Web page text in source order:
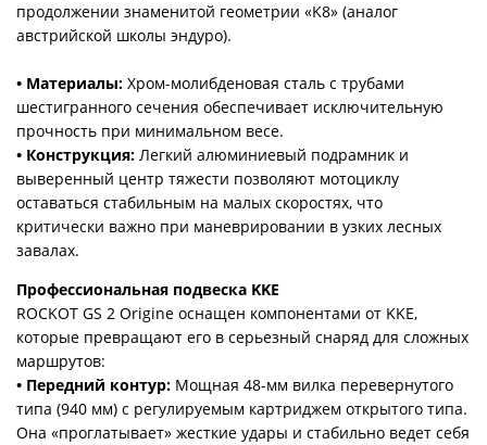
продолжении знаменитой геометрии «K8» (аналог
австрийской школы эндуро).
• Материалы: Хром-молибденовая сталь с трубами
шестигранного сечения обеспечивает исключительную
прочность при минимальном весе.
• Конструкция: Легкий алюминиевый подрамник и
выверенный центр тяжести позволяют мотоциклу
оставаться стабильным на малых скоростях, что
критически важно при маневрировании в узких лесных
завалах.
Профессиональная подвеска KKE
ROCKOT GS 2 Origine оснащен компонентами от KKE,
которые превращают его в серьезный снаряд для сложных
маршрутов:
• Передний контур: Мощная 48-мм вилка перевернутого
типа (940 мм) с регулируемым картриджем открытого типа.
Она «проглатывает» жесткие удары и стабильно ведет себя